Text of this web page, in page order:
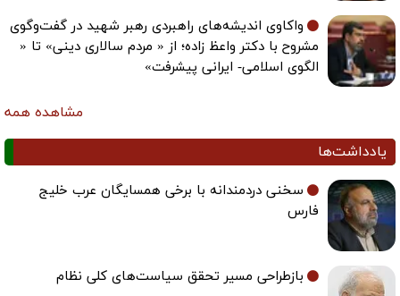
واکاوی اندیشه‌های راهبردی رهبر شهید در گفت‌وگوی
مشروح با دکتر واعظ زاده؛ از « مردم سالاری دینی» تا «
الگوی اسلامی- ایرانی پیشرفت»
مشاهده همه
یادداشت‌ها
سخنی دردمندانه با برخی همسایگان عرب خلیج
فارس
بازطراحی مسیر تحقق سیاست‌های کلی نظام